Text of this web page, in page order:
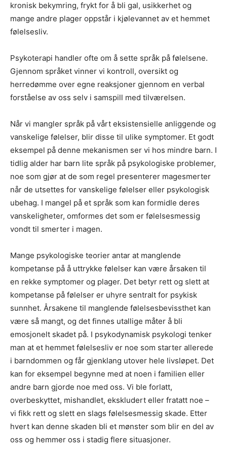
kronisk bekymring, frykt for å bli gal, usikkerhet og
mange andre plager oppstår i kjølevannet av et hemmet
følelsesliv.
Psykoterapi handler ofte om å sette språk på følelsene.
Gjennom språket vinner vi kontroll, oversikt og
herredømme over egne reaksjoner gjennom en verbal
forståelse av oss selv i samspill med tilværelsen.
Når vi mangler språk på vårt eksistensielle anliggende og
vanskelige følelser, blir disse til ulike symptomer. Et godt
eksempel på denne mekanismen ser vi hos mindre barn. I
tidlig alder har barn lite språk på psykologiske problemer,
noe som gjør at de som regel presenterer magesmerter
når de utsettes for vanskelige følelser eller psykologisk
ubehag. I mangel på et språk som kan formidle deres
vanskeligheter, omformes det som er følelsesmessig
vondt til smerter i magen.
Mange psykologiske teorier antar at manglende
kompetanse på å uttrykke følelser kan være årsaken til
en rekke symptomer og plager. Det betyr rett og slett at
kompetanse på følelser er uhyre sentralt for psykisk
sunnhet. Årsakene til manglende følelsesbevissthet kan
være så mangt, og det finnes utallige måter å bli
emosjonelt skadet på. I psykodynamisk psykologi tenker
man at et hemmet følelsesliv er noe som starter allerede
i barndommen og får gjenklang utover hele livsløpet. Det
kan for eksempel begynne med at noen i familien eller
andre barn gjorde noe med oss. Vi ble forlatt,
overbeskyttet, mishandlet, ekskludert eller fratatt noe –
vi fikk rett og slett en slags følelsesmessig skade. Etter
hvert kan denne skaden bli et mønster som blir en del av
oss og hemmer oss i stadig flere situasjoner.